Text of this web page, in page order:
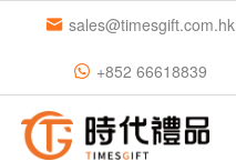
sales@timesgift.com.hk
+852 66618839